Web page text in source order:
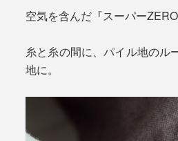
空気を含んだ『スーパー
糸と糸の間に、パイル地のル
地に。